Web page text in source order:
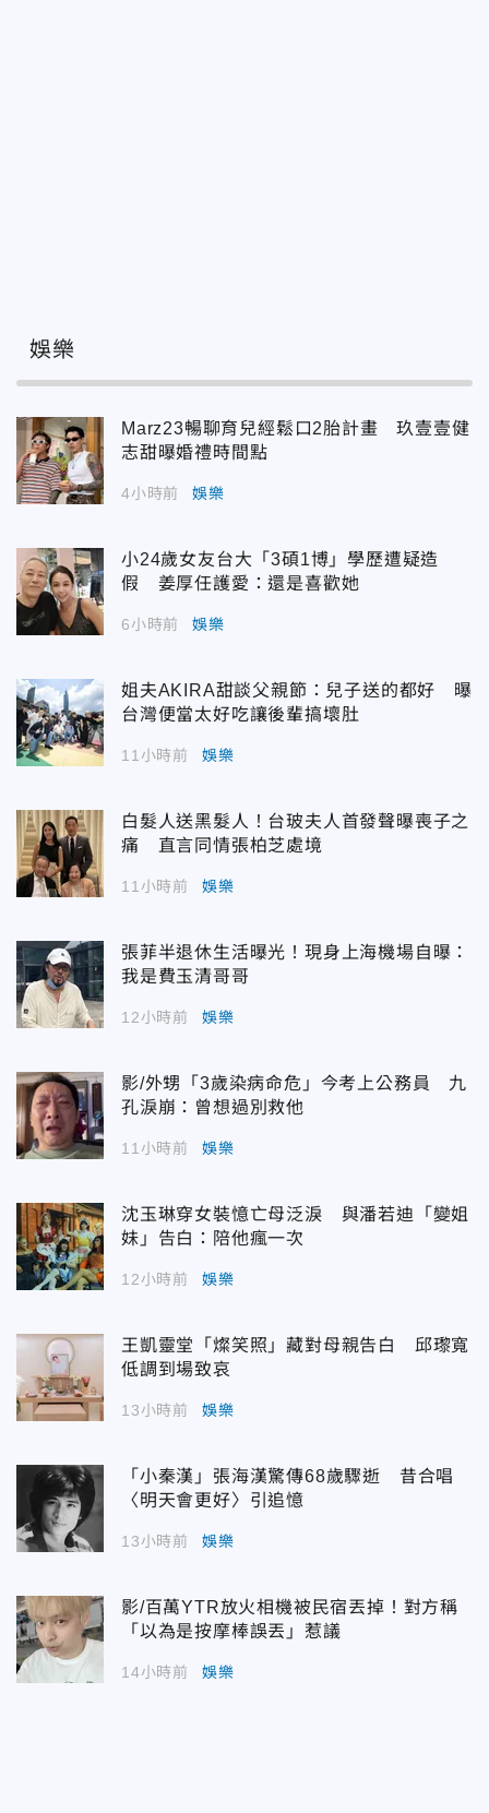
娛樂
Marz23暢聊育兒經鬆口2胎計畫 玖壹壹健
志甜曝婚禮時間點
4小時前 娛樂
小24歲女友台大「3碩1博」學歷遭疑造
假 姜厚任護愛：還是喜歡她
6小時前 娛樂
姐夫AKIRA甜談父親節：兒子送的都好 曝
台灣便當太好吃讓後輩搞壞肚
11小時前 娛樂
白髮人送黑髮人！台玻夫人首發聲曝喪子之
痛 直言同情張柏芝處境
11小時前 娛樂
張菲半退休生活曝光！現身上海機場自曝：
我是費玉清哥哥
12小時前 娛樂
影/外甥「3歲染病命危」今考上公務員 九
孔淚崩：曾想過別救他
11小時前 娛樂
沈玉琳穿女裝憶亡母泛淚 與潘若迪「變姐
妹」告白：陪他瘋一次
12小時前 娛樂
王凱靈堂「燦笑照」藏對母親告白 邱瓈寬
低調到場致哀
13小時前 娛樂
「小秦漢」張海漢驚傳68歲驟逝 昔合唱
〈明天會更好〉引追憶
13小時前 娛樂
影/百萬YTR放火相機被民宿丟掉！對方稱
「以為是按摩棒誤丟」惹議
14小時前 娛樂